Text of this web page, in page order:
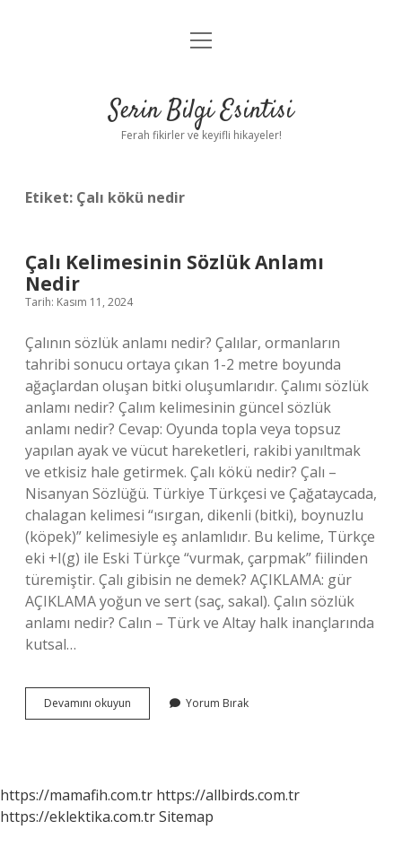
Anasayfa
Yasal Uyarı
menüyü
Serin Bilgi Esintisi
Ferah fikirler ve keyifli hikayeler!
Etiket: Çalı kökü nedir
Çalı Kelimesinin Sözlük Anlamı
Nedir
Tarih: Kasım 11, 2024
Çalının sözlük anlamı nedir? Çalılar, ormanların
tahribi sonucu ortaya çıkan 1-2 metre boyunda
ağaçlardan oluşan bitki oluşumlarıdır. Çalımı sözlük
anlamı nedir? Çalım kelimesinin güncel sözlük
anlamı nedir? Cevap: Oyunda topla veya topsuz
yapılan ayak ve vücut hareketleri, rakibi yanıltmak
ve etkisiz hale getirmek. Çalı kökü nedir? Çalı –
Nisanyan Sözlüğü. Türkiye Türkçesi ve Çağataycada,
chalagan kelimesi “ısırgan, dikenli (bitki), boynuzlu
(köpek)” kelimesiyle eş anlamlıdır. Bu kelime, Türkçe
eki +I(g) ile Eski Türkçe “vurmak, çarpmak” fiilinden
türemiştir. Çalı gibisin ne demek? AÇIKLAMA: gür
AÇIKLAMA yoğun ve sert (saç, sakal). Çalın sözlük
anlamı nedir? Calın – Türk ve Altay halk inançlarında
kutsal…
Devamını okuyun
Kelimesinin
Yorum Bırak
https://mamafih.com.tr https://allbirds.com.tr
https://eklektika.com.trSitemap